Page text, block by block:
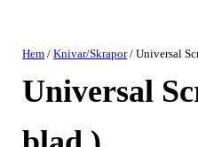
Hem /Knivar/Skrapor/ Universal
Universal